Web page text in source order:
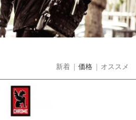
新着 価格 オススメ